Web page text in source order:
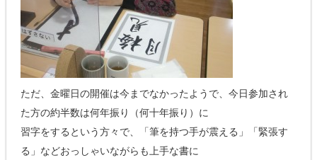
ただ、金曜日の開催は今までなかったようで、今日参加され
た方の約半数は何年振り（何十年振り）に
習字をするという方々で、「筆を持つ手が震える」「緊張す
る」などおっしゃいながらも上手な書に